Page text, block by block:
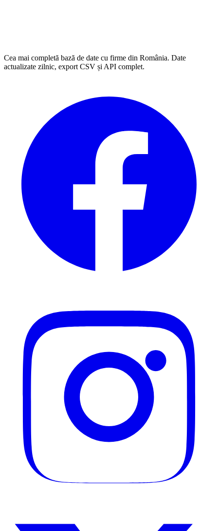
Cea mai completă bază de date cu firme din România. Date
actualizate zilnic, export CSV și API complet.